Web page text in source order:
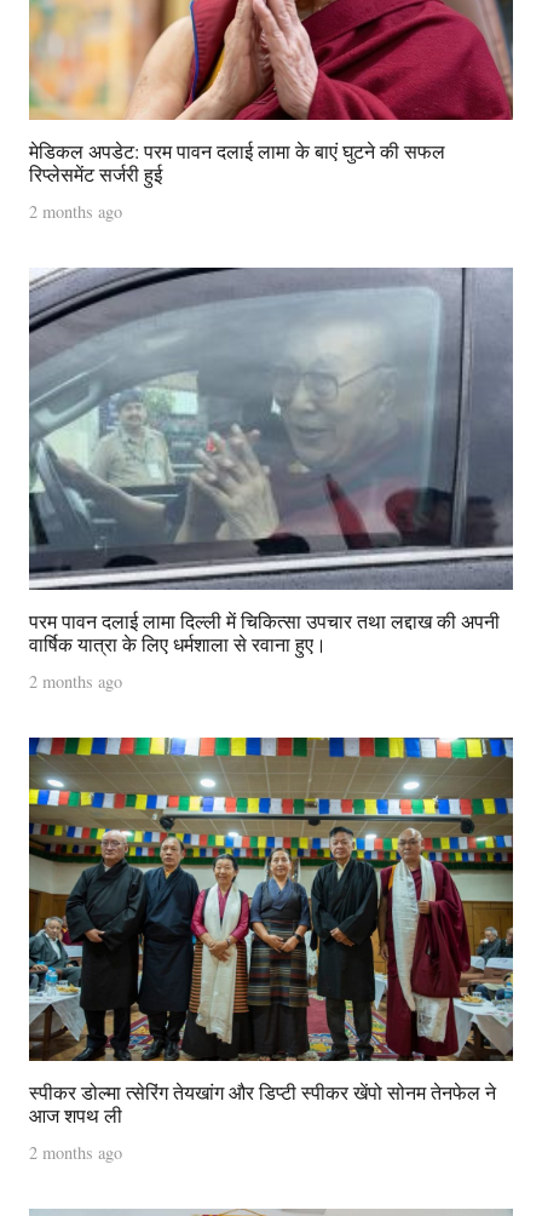
मेडिकल अपडेट: परम पावन दलाई लामा के बाएं घुटने की सफल
रिप्लेसमेंट सर्जरी हुई
2 months ago
परम पावन दलाई लामा दिल्ली में चिकित्सा उपचार तथा लद्दाख की अपनी
वार्षिक यात्रा के लिए धर्मशाला से रवाना हुए।
2 months ago
स्पीकर डोल्मा त्सेरिंग तेयखांग और डिप्टी स्पीकर खेंपो सोनम तेनफेल ने
आज शपथ ली
2 months ago